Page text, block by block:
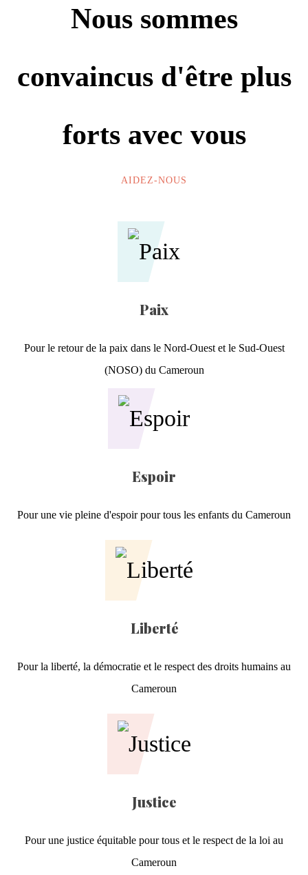
Nous sommes
convaincus d'être plus
forts avec vous
AIDEZ-NOUS
Paix
Pour le retour de la paix dans le Nord-Ouest et le Sud-Ouest
(NOSO) du Cameroun
Espoir
Pour une vie pleine d'espoir pour tous les enfants du Cameroun
Liberté
Pour la liberté, la démocratie et le respect des droits humains au
Cameroun
Justice
Pour une justice équitable pour tous et le respect de la loi au
Cameroun